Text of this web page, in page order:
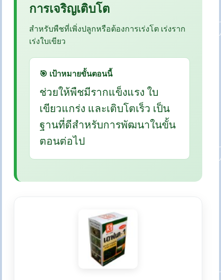
การเจริญเติบโต
สำหรับพืชที่เพิ่งปลูกหรือต้องการเร่งโต เร่งราก
เร่งใบเขียว
🎯 เป้าหมายขั้นตอนนี้
ช่วยให้พืชมีรากแข็งแรง ใบ
เขียวแกร่ง และเติบโตเร็ว เป็น
ฐานที่ดีสำหรับการพัฒนาในขั้น
ตอนต่อไป